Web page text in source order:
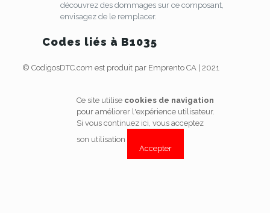
découvrez des dommages sur ce composant,
envisagez de le remplacer.
Codes liés à B1035
© CodigosDTC.com est produit par Emprento CA | 2021
Ce site utilise cookies de navigation
pour améliorer l'expérience utilisateur.
Si vous continuez ici, vous acceptez
son utilisation
Accepter